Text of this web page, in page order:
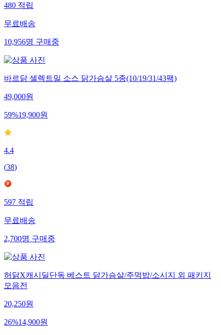
480적립
무료배송
10,956명구매중
바르닭 셀렉트밀 소스 닭가슴살 5종(10/19/31/43팩)
49,000원
59%19,900원
4.4
(38)
597적립
무료배송
2,700명구매중
허닭X캐시딜단독 베스트 닭가슴살/주먹밥/소시지 외 패키지
모음전
20,250원
26%14,900원